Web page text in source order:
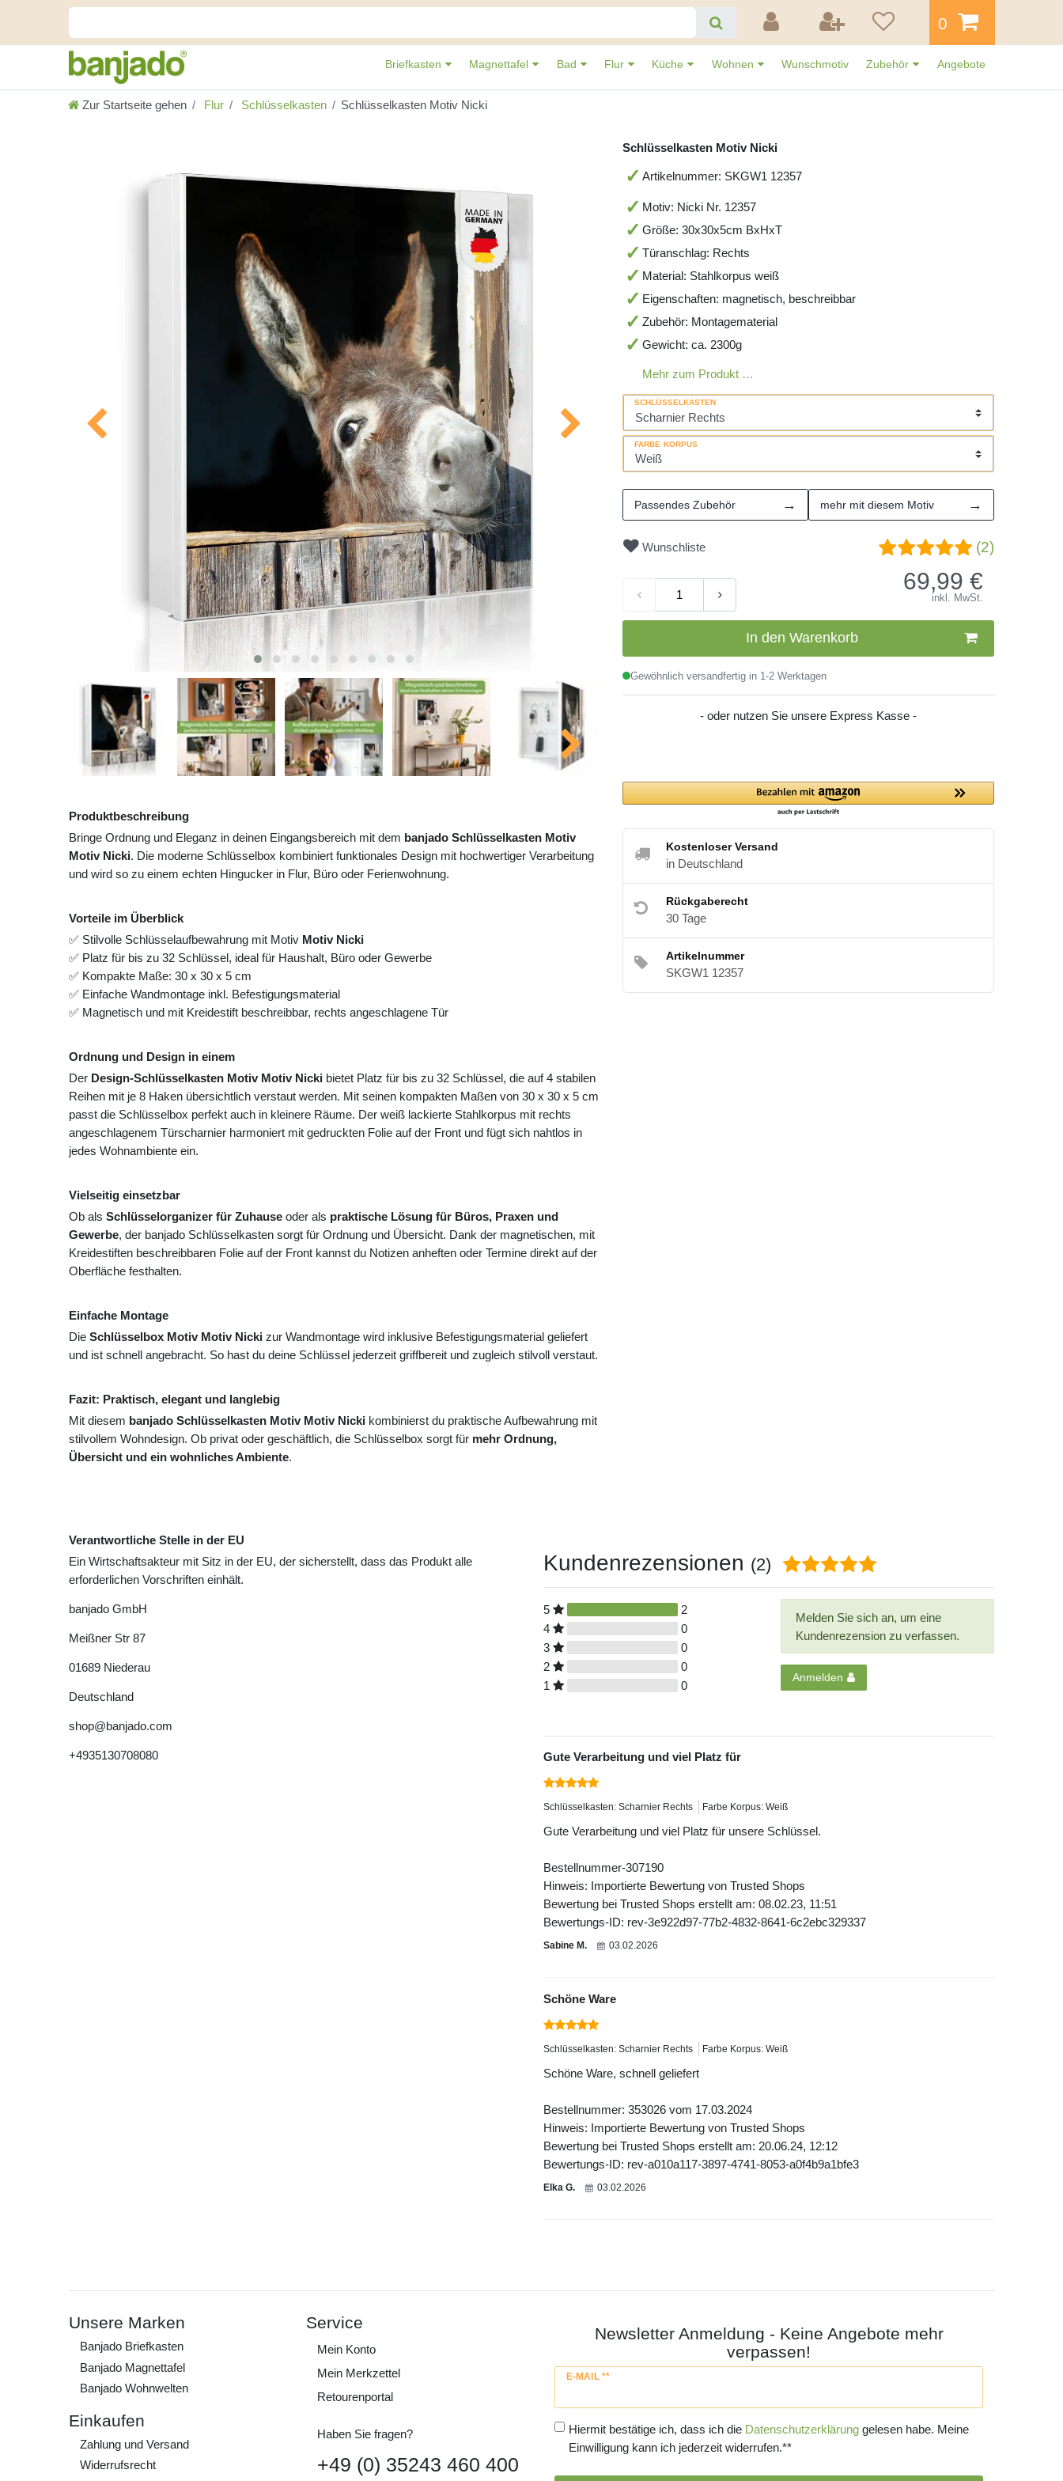
0
Briefkasten Magnettafel Bad Flur Küche Wohnen Wunschmotiv Zubehör Angebote
Zur Startseite gehen Flur Schlüsselkasten Schlüsselkasten Motiv Nicki
Produktbeschreibung
Bringe Ordnung und Eleganz in deinen Eingangsbereich mit dem banjado Schlüsselkasten Motiv
Motiv Nicki. Die moderne Schlüsselbox kombiniert funktionales Design mit hochwertiger Verarbeitung
und wird so zu einem echten Hingucker in Flur, Büro oder Ferienwohnung.
Vorteile im Überblick
✅ Stilvolle Schlüsselaufbewahrung mit Motiv Motiv Nicki
✅ Platz für bis zu 32 Schlüssel, ideal für Haushalt, Büro oder Gewerbe
✅ Kompakte Maße: 30 x 30 x 5 cm
✅ Einfache Wandmontage inkl. Befestigungsmaterial
✅ Magnetisch und mit Kreidestift beschreibbar, rechts angeschlagene Tür
Ordnung und Design in einem
Der Design-Schlüsselkasten Motiv Motiv Nicki bietet Platz für bis zu 32 Schlüssel, die auf 4 stabilen
Reihen mit je 8 Haken übersichtlich verstaut werden. Mit seinen kompakten Maßen von 30 x 30 x 5 cm
passt die Schlüsselbox perfekt auch in kleinere Räume. Der weiß lackierte Stahlkorpus mit rechts
angeschlagenem Türscharnier harmoniert mit gedruckten Folie auf der Front und fügt sich nahtlos in
jedes Wohnambiente ein.
Vielseitig einsetzbar
Ob als Schlüsselorganizer für Zuhause oder als praktische Lösung für Büros, Praxen und
Gewerbe, der banjado Schlüsselkasten sorgt für Ordnung und Übersicht. Dank der magnetischen, mit
Kreidestiften beschreibbaren Folie auf der Front kannst du Notizen anheften oder Termine direkt auf der
Oberfläche festhalten.
Einfache Montage
Die Schlüsselbox Motiv Motiv Nicki zur Wandmontage wird inklusive Befestigungsmaterial geliefert
und ist schnell angebracht. So hast du deine Schlüssel jederzeit griffbereit und zugleich stilvoll verstaut.
Fazit: Praktisch, elegant und langlebig
Mit diesem banjado Schlüsselkasten Motiv Motiv Nicki kombinierst du praktische Aufbewahrung mit
stilvollem Wohndesign. Ob privat oder geschäftlich, die Schlüsselbox sorgt für mehr Ordnung,
Übersicht und ein wohnliches Ambiente.
Schlüsselkasten Motiv Nicki
Artikelnummer: SKGW1 12357
Motiv: Nicki Nr. 12357
Größe: 30x30x5cm BxHxT
Türanschlag: Rechts
Material: Stahlkorpus weiß
Eigenschaften: magnetisch, beschreibbar
Zubehör: Montagematerial
Gewicht: ca. 2300g
Mehr zum Produkt …
SCHLÜSSELKASTEN
FARBE KORPUS
Passendes Zubehör → mehr mit diesem Motiv →
Wunschliste (2)
69,99 €
inkl. MwSt.
In den Warenkorb
Gewöhnlich versandfertig in 1-2 Werktagen
- oder nutzen Sie unsere Express Kasse -
Kostenloser Versand
in Deutschland
Rückgaberecht
30 Tage
Artikelnummer
SKGW1 12357
Verantwortliche Stelle in der EU
Ein Wirtschaftsakteur mit Sitz in der EU, der sicherstellt, dass das Produkt alle
erforderlichen Vorschriften einhält.
banjado GmbH
Meißner Str 87
01689 Niederau
Deutschland
shop@banjado.com
+4935130708080
Kundenrezensionen (2)
5
2
4
0
3
0
2
0
1
0
Melden Sie sich an, um eine
Kundenrezension zu verfassen.
Anmelden
Gute Verarbeitung und viel Platz für
Schlüsselkasten: Scharnier Rechts Farbe Korpus: Weiß
Gute Verarbeitung und viel Platz für unsere Schlüssel.
Bestellnummer-307190
Hinweis: Importierte Bewertung von Trusted Shops
Bewertung bei Trusted Shops erstellt am: 08.02.23, 11:51
Bewertungs-ID: rev-3e922d97-77b2-4832-8641-6c2ebc329337
Sabine M. 03.02.2026
Schöne Ware
Schlüsselkasten: Scharnier Rechts Farbe Korpus: Weiß
Schöne Ware, schnell geliefert
Bestellnummer: 353026 vom 17.03.2024
Hinweis: Importierte Bewertung von Trusted Shops
Bewertung bei Trusted Shops erstellt am: 20.06.24, 12:12
Bewertungs-ID: rev-a010a117-3897-4741-8053-a0f4b9a1bfe3
Elka G. 03.02.2026
Unsere Marken
Banjado Briefkasten
Banjado Magnettafel
Banjado Wohnwelten
Einkaufen
Zahlung und Versand
Widerrufs­recht
Service
Mein Konto
Mein Merkzettel
Retourenportal
Haben Sie fragen?
+49 (0) 35243 460 400
Newsletter Anmeldung - Keine Angebote mehr
verpassen!
E-MAIL **
Newsletter
Hiermit bestätige ich, dass ich die Daten­schutz­erklärunggelesen habe. Meine
Einwilligung kann ich jederzeit widerrufen.**